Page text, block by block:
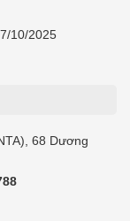
10/2025
68 Dương